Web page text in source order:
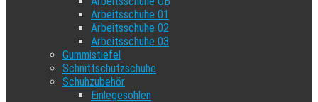
Arbeitsschuhe 01
Arbeitsschuhe 02
Arbeitsschuhe 03
Gummistiefel
Schnittschutzschuhe
Schuhzubehör
Einlegesohlen